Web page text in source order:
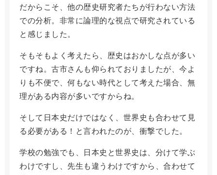
だからこそ、他の歴史研究者たちが行わない方法
での分析。非常に論理的な視点で研究されている
と感じました。
そもそもよく考えたら、歴史はおかしな点が多い
ですね。古市さんも仰られておりましたが、今よ
りも不便で、何もない時代として考えた場合、無
理がある内容が多いですからね。
そして日本史だけではなく、世界史も合わせて見
る必要がある！と言われたのが、衝撃でした。
学校の勉強でも、日本史と世界史は、分けて学ぶ
わけですし、先生も違うわけですから、合わせて